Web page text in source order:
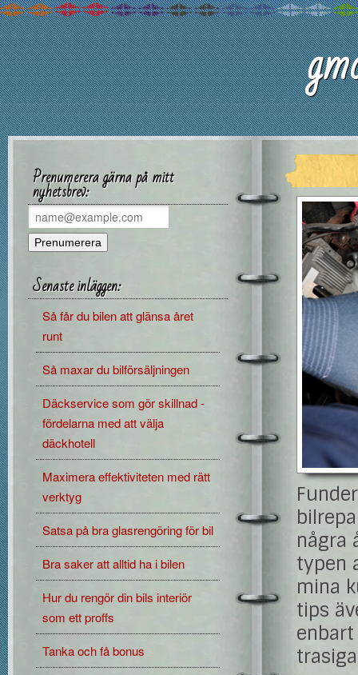
några
typen
mina
tips
Prenumerera gärna på mitt
nyhetsbrev:
Senaste inläggen:
Så får du bilen att glänsa året
runt
Så maxar du bilförsäljningen
Däckservice som gör skillnad -
fördelarna med att välja
däckhotell
Maximera effektiviteten med rätt
verktyg
Satsa på bra glasrengöring för bil
Bra saker att alltid ha i bilen
Hur du rengör din bils interiör
som ett proffs
Tanka och få bonus